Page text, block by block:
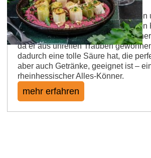
Passend zum Veganuary gibt es von
spannendes Rezept mit einem tollen
sogenannten Verjus. Er ist als
da er aus unreifen Trauben
dadurch eine tolle Säure hat, die
aber auch Getränke, geeignet ist –
rheinhessischer Alles-Könner.
mehr erfahren